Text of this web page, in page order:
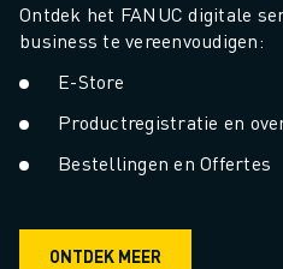
Ontdek het FANUC digitale
business te vereenvoudigen:
E-Store
Productregistratie en
Bestellingen en Offertes
ONTDEK MEER